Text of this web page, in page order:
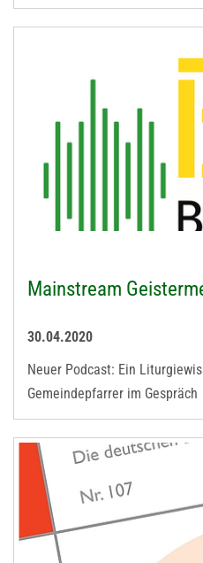
Mainstream
30.04.2020
Neuer Podcast: Ein
Gemeindepfarrer im Gespräch